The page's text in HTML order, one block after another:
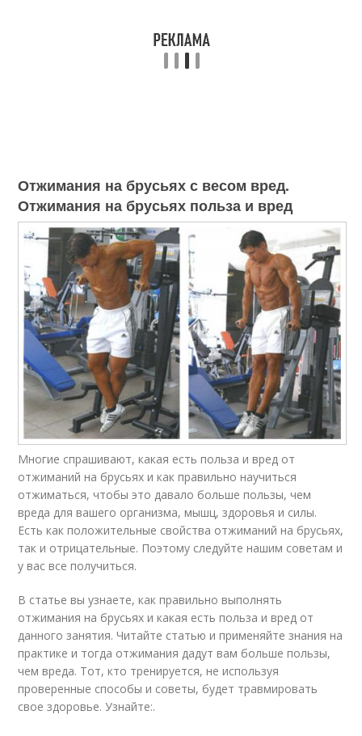
Отжимания на брусьях с весом вред.
Отжимания на брусьях польза и вред
Многие спрашивают, какая есть польза и вред от
отжиманий на брусьях и как правильно научиться
отжиматься, чтобы это давало больше пользы, чем
вреда для вашего организма, мышц, здоровья и силы.
Есть как положительные свойства отжиманий на брусьях,
так и отрицательные. Поэтому следуйте нашим советам и
у вас все получиться.
В статье вы узнаете, как правильно выполнять
отжимания на брусьях и какая есть польза и вред от
данного занятия. Читайте статью и применяйте знания на
практике и тогда отжимания дадут вам больше пользы,
чем вреда. Тот, кто тренируется, не используя
проверенные способы и советы, будет травмировать
свое здоровье. Узнайте:.